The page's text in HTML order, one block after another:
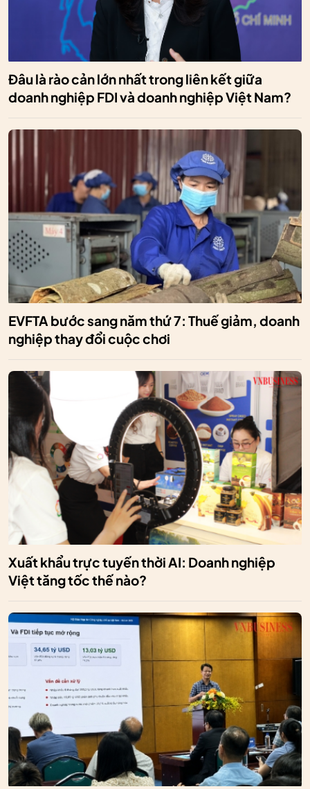
Đâu là rào cản lớn nhất trong liên kết giữa
doanh nghiệp FDI và doanh nghiệp Việt Nam?
EVFTA bước sang năm thứ 7: Thuế giảm, doanh
nghiệp thay đổi cuộc chơi
Xuất khẩu trực tuyến thời AI: Doanh nghiệp
Việt tăng tốc thế nào?